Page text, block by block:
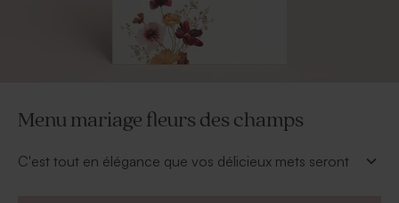
Menu mariage fleurs des champs
C'est tout en élégance que vos délicieux mets seront